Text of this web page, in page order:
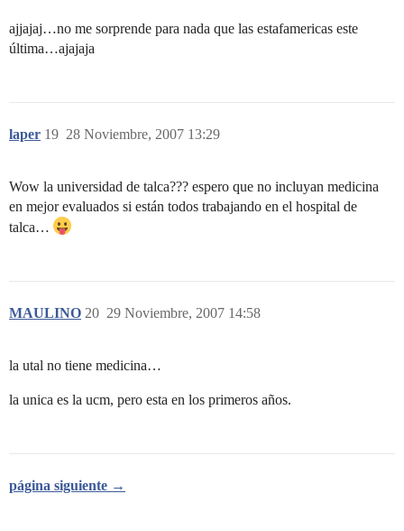
ajjajaj…no me sorprende para nada que las estafamericas este
última…ajajaja
laper 28 Noviembre, 2007 13:29
19
Wow la universidad de talca??? espero que no incluyan medicina
en mejor evaluados si están todos trabajando en el hospital de
talca…
MAULINO 29 Noviembre, 2007 14:58
20
la utal no tiene medicina…
la unica es la ucm, pero esta en los primeros años.
página siguiente →